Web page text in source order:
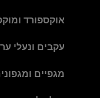
אוקספורד
עקבים ונעלי
מגפיים